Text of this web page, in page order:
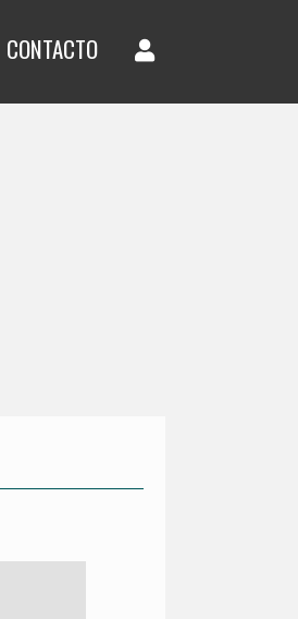
CONTACTO